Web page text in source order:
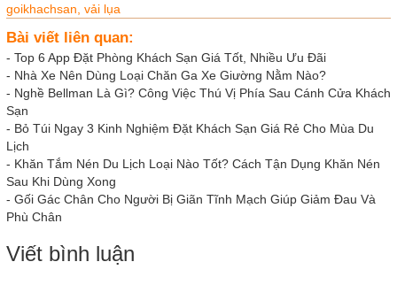
goikhachsan, vải lụa
Bài viết liên quan:
- Top 6 App Đặt Phòng Khách Sạn Giá Tốt, Nhiều Ưu Đãi
- Nhà Xe Nên Dùng Loại Chăn Ga Xe Giường Nằm Nào?
- Nghề Bellman Là Gì? Công Việc Thú Vị Phía Sau Cánh Cửa Khách
Sạn
- Bỏ Túi Ngay 3 Kinh Nghiệm Đặt Khách Sạn Giá Rẻ Cho Mùa Du
Lịch
- Khăn Tắm Nén Du Lịch Loại Nào Tốt? Cách Tận Dụng Khăn Nén
Sau Khi Dùng Xong
- Gối Gác Chân Cho Người Bị Giãn Tĩnh Mạch Giúp Giảm Đau Và
Phù Chân
Viết bình luận